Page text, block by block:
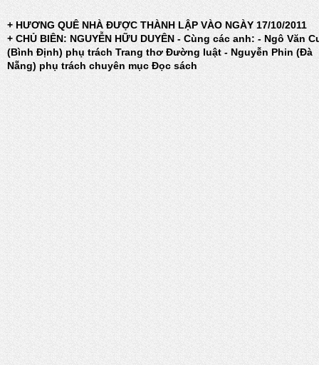
+ HƯƠNG QUÊ NHÀ ĐƯỢC THÀNH LẬP VÀO NGÀY 17/10/2011
+ CHỦ BIÊN: NGUYỄN HỮU DUYÊN - Cùng các anh: - Ngô Văn
(Bình Định) phụ trách Trang thơ Đường luật - Nguyễn Phin (Đà
Nẵng) phụ trách chuyên mục Đọc sách